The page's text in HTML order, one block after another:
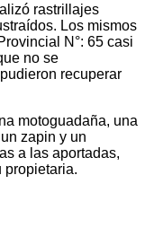
rastrillajes
Los mismos
N°: 65 casi
no se
recuperar
motoguadaña, una
zapin y un
a las aportadas,
propietaria.